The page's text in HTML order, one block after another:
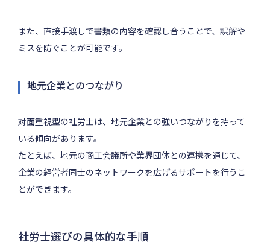
また、直接手渡しで書類の内容を確認し合うことで、誤解や
ミスを防ぐことが可能です。
地元企業とのつながり
対面重視型の社労士は、地元企業との強いつながりを持って
いる傾向があります。
たとえば、地元の商工会議所や業界団体との連携を通じて、
企業の経営者同士のネットワークを広げるサポートを行うこ
とができます。
社労士選びの具体的な手順